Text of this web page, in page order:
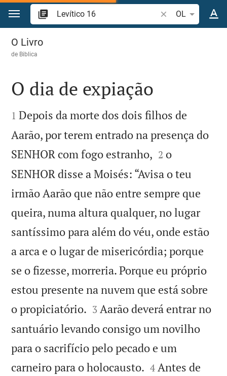
Ir para o conteúdo
Pesquise
OL
Levítico 16
O Livro
de Biblica

O dia de expiação

1 Depois da morte dos dois filhos de
Aarão, por terem entrado na presença do
SENHOR com fogo estranho, 

2 o
SENHOR disse a Moisés: “Avisa o teu
irmão Aarão que não entre sempre que
queira, numa altura qualquer, no lugar
santíssimo para além do véu, onde estão
a arca e o lugar de misericórdia; porque
se o fizesse, morreria. Porque eu próprio
estou presente na nuvem que está sobre
o propiciatório. 

3 Aarão deverá entrar no
santuário levando consigo um novilho
para o sacrifício pelo pecado e um
carneiro para o holocausto. 

4 Antes de